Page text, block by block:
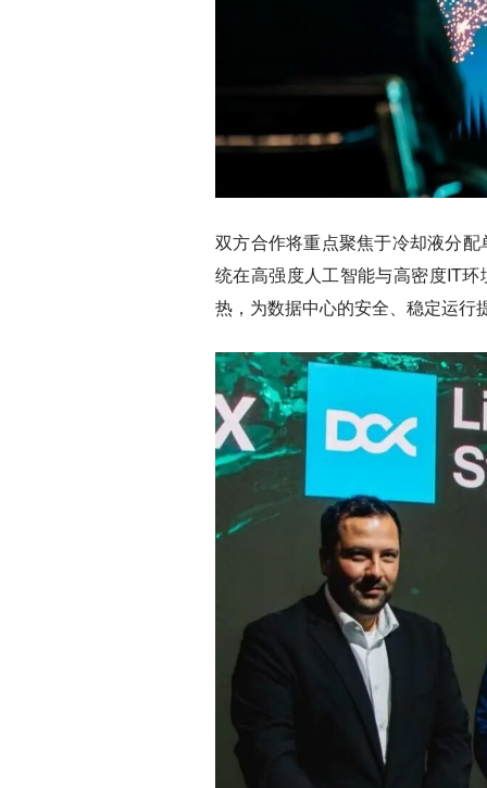
双方合作将重点聚焦于冷却液分
统在高强度人工智能与高密度IT
热，为数据中心的安全、稳定运行